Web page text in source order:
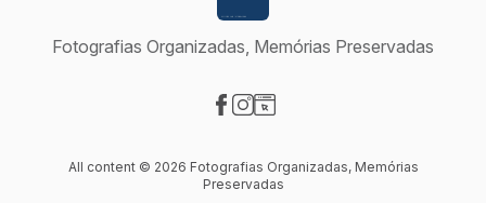
Fotografias Organizadas, Memórias Preservadas
All content © 2026 Fotografias Organizadas, Memórias
Preservadas